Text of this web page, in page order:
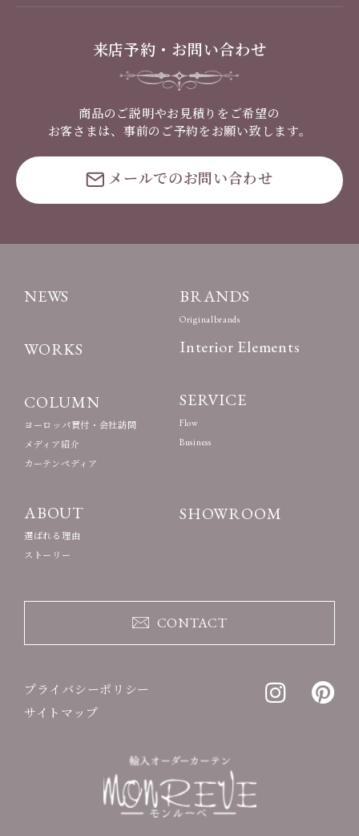
来店予約・お問い合わせ
商品のご説明やお見積りをご希望の
お客さまは、事前のご予約をお願い致します。
メールでのお問い合わせ
NEWS
WORKS
COLUMN
ヨーロッパ買付・会社訪問
メディア紹介
カーテンペディア
ABOUT
選ばれる理由
ストーリー
BRANDS
Originalbrands
Interior Elements
SERVICE
Flow
Business
SHOWROOM
CONTACT
プライバシーポリシー
サイトマップ